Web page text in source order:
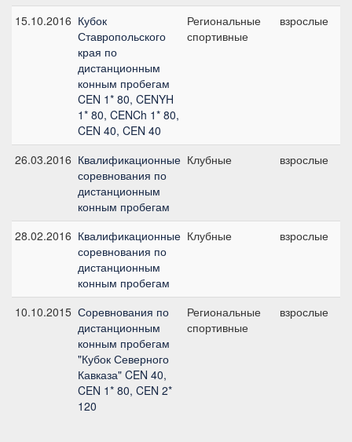
15.10.2016 Кубок
Ставропольского
края по
дистанционным
конным пробегам
CEN 1* 80, CENYH
1* 80, CENCh 1* 80,
CEN 40, CEN 40
Региональные
спортивные
взрослые
26.03.2016 Квалификационные
соревнования по
дистанционным
конным пробегам
Клубные взрослые
28.02.2016 Квалификационные
соревнования по
дистанционным
конным пробегам
Клубные взрослые
10.10.2015 Соревнования по
дистанционным
конным пробегам
"Кубок Северного
Кавказа" CEN 40,
CEN 1* 80, CEN 2*
120
Региональные
спортивные
взрослые